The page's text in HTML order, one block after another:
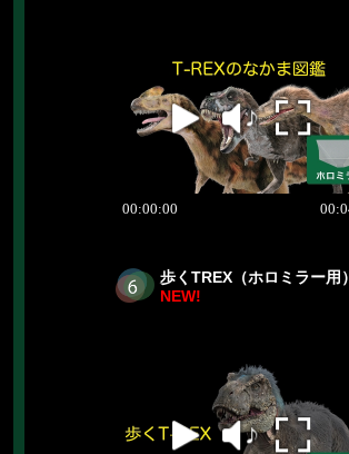
歩くTREX（ホロミラー用）
NEW!